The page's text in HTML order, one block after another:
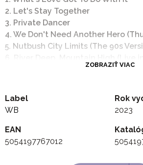
2. Let's Stay Together
3. Private Dancer
4. We Don't Need Another Hero
5. Nutbush City Limits (The 90s
9. I Don't Wanna Fight
10. When The Heartache Is Over
12. The Best
ZOBRAZIŤ VIAC
Label
WB
Rok
2023
EAN
5054197767012